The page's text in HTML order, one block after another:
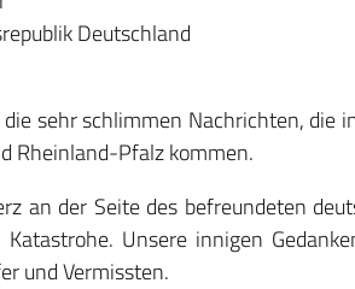
Deutschland
sehr schlimmen Nachrichten, die
Rheinland-Pfalz kommen.
an der Seite des befreundeten
Unsere innigen
und Vermissten.